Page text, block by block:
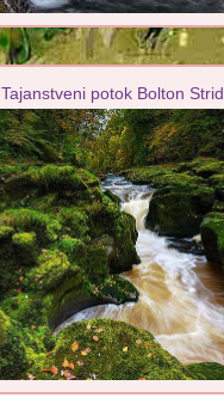
Tajanstveni potok Bolton Strid